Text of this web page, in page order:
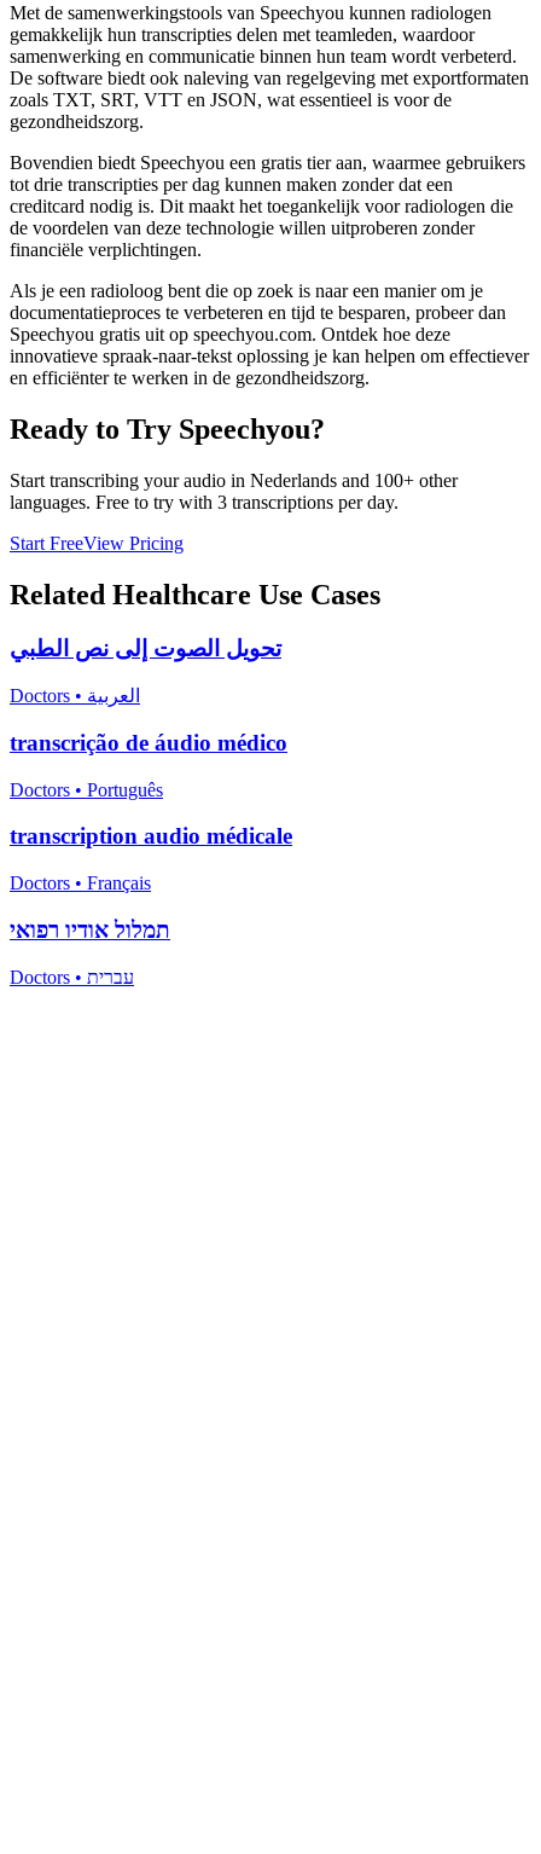
Met de samenwerkingstools van Speechyou kunnen radiologen
gemakkelijk hun transcripties delen met teamleden, waardoor
samenwerking en communicatie binnen hun team wordt verbeterd.
De software biedt ook naleving van regelgeving met exportformaten
zoals TXT, SRT, VTT en JSON, wat essentieel is voor de
gezondheidszorg.
Bovendien biedt Speechyou een gratis tier aan, waarmee gebruikers
tot drie transcripties per dag kunnen maken zonder dat een
creditcard nodig is. Dit maakt het toegankelijk voor radiologen die
de voordelen van deze technologie willen uitproberen zonder
financiële verplichtingen.
Als je een radioloog bent die op zoek is naar een manier om je
documentatieproces te verbeteren en tijd te besparen, probeer dan
Speechyou gratis uit op speechyou.com. Ontdek hoe deze
innovatieve spraak-naar-tekst oplossing je kan helpen om effectiever
en efficiënter te werken in de gezondheidszorg.
Ready to Try Speechyou?
Start transcribing your audio in Nederlands and 100+ other
languages. Free to try with 3 transcriptions per day.
Start FreeView Pricing
Related Healthcare Use Cases
تحويل الصوت إلى نص الطبي
Doctors • العربية
transcrição de áudio médico
Doctors • Português
transcription audio médicale
Doctors • Français
תמלול אודיו רפואי
Doctors • עברית